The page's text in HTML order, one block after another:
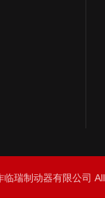
临瑞制动器有限公